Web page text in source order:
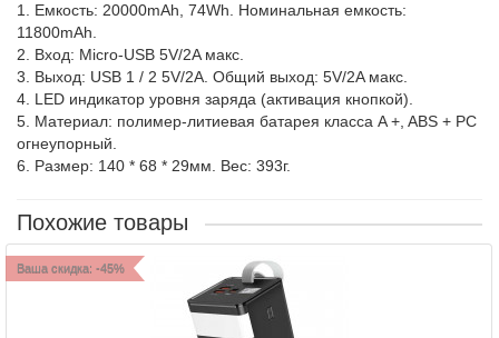
1. Емкость: 20000mAh, 74Wh. Номинальная емкость:
11800mAh.
2. Вход: Micro-USB 5V/2A макс.
3. Выход: USB 1 / 2 5V/2A. Общий выход: 5V/2A макс.
4. LED индикатор уровня заряда (активация кнопкой).
5. Материал: полимер-литиевая батарея класса A +, ABS + PC
огнеупорный.
6. Размер: 140 * 68 * 29мм. Вес: 393г.
Похожие товары
Ваша скидка: -45%